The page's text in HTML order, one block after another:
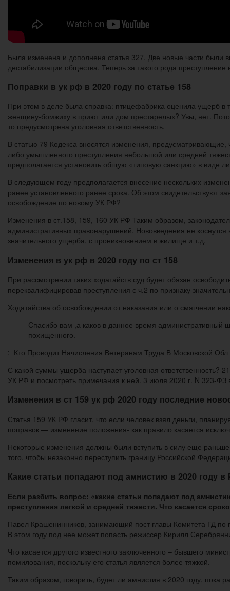
Была изменена и дополнена статья 327. Две новые части
дестабилизации общества. Теперь за такого рода
Поправки в ук рф в 2020 году по статье 158
При этом в деле была справка: птицефабрика оценила ущерб в
женщину-бомжиху в приют или дом престарелых? Увы, нет.
то предусмотрена уголовная ответственность.
В статью 79 Кодекса вносятся изменения,
либо умышленного преступления небольшой или средней
предполагается установить общую «типовую санкцию» в виде
В следующем году предполагается внесение нескольких
ранее установленного ранее срока. Об этом свидетельствуют
освобождение по новому УК РФ?
Изменения в ст.158, 159, 160 УК РФ Таким образом,
административных правонарушений. Нововведения не
значительного ущерба, с проникновением в жилище и т.д.
Изменения в ук рф в 2020 году по ст 158
При рассмотрении таких ходатайств суд будет обязан
переквалифицировав преступления с ч.2 по признаку
Ходатайства об освобождении от наказания или о смягчении
Спасибо вам ,а каков в данное время административный
похищенного.
: Кто Проводит Начисления Ветеранам Труда В Московской Обл
С какой суммы ущерба наступает уголовная ответственность?
УК РФ и посмотреть примечания к ней. 3 июля 2020 г. N 323-ФЗ
Изменения в ст 159 ук рф 2020 году последние
Статья 159 УК РФ гласит, что если человек взял деньги,
поправок — изменение положения- как правило касается
Некоторые изменения должны были вступить в силу еще
того, чтобы незаконно переступить границу Российской
Какие статьи попадают под амнистию в 2020 году в
Если разбить вопрос: «какие статьи попадают под
преступления легкой и средней тяжести. Что касается
Павел Крашенинников, занимающий пост главы Комитета ГД по
В этом году под нее может попасть режиссер Кирилл
Что касается другого известного заключенного – бывшего
помилования, поскольку его статья является более тяжкой.
Таким образом, говорить, будет ли амнистия в 2020 году, пока